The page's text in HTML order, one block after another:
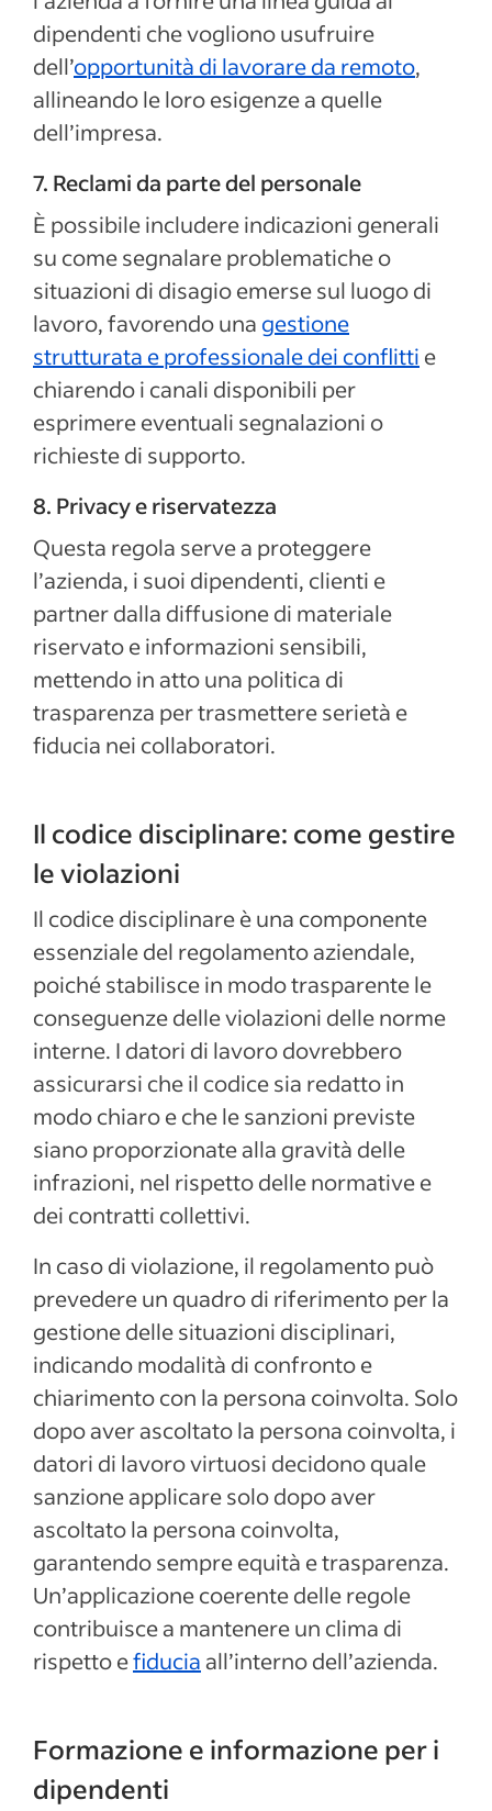
dipendenti che vogliono usufruire
dell’opportunità di lavorare da remoto,
allineando le loro esigenze a quelle
dell’impresa.
7. Reclami da parte del personale
È possibile includere indicazioni generali
su come segnalare problematiche o
situazioni di disagio emerse sul luogo di
lavoro, favorendo una gestione
strutturata e professionale dei conflitti e
chiarendo i canali disponibili per
esprimere eventuali segnalazioni o
richieste di supporto.
8. Privacy e riservatezza
Questa regola serve a proteggere
l’azienda, i suoi dipendenti, clienti e
partner dalla diffusione di materiale
riservato e informazioni sensibili,
mettendo in atto una politica di
trasparenza per trasmettere serietà e
fiducia nei collaboratori.
Il codice disciplinare: come gestire
le violazioni
Il codice disciplinare è una componente
essenziale del regolamento aziendale,
poiché stabilisce in modo trasparente le
conseguenze delle violazioni delle norme
interne. I datori di lavoro dovrebbero
assicurarsi che il codice sia redatto in
modo chiaro e che le sanzioni previste
siano proporzionate alla gravità delle
infrazioni, nel rispetto delle normative e
dei contratti collettivi.
In caso di violazione, il regolamento può
prevedere un quadro di riferimento per la
gestione delle situazioni disciplinari,
indicando modalità di confronto e
chiarimento con la persona coinvolta. Solo
dopo aver ascoltato la persona coinvolta, i
datori di lavoro virtuosi decidono quale
sanzione applicare solo dopo aver
ascoltato la persona coinvolta,
garantendo sempre equità e trasparenza.
Un’applicazione coerente delle regole
contribuisce a mantenere un clima di
rispetto efiducia all’interno dell’azienda.
Formazione e informazione per i
dipendenti